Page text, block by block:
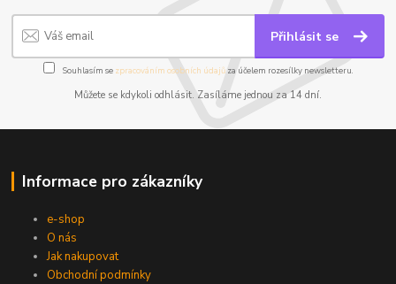
Přihlásit se
Souhlasím se zpracováním osobních údajůza účelem rozesílky newsletteru.
Můžete se kdykoli odhlásit. Zasíláme jednou za 14 dní.
Informace pro zákazníky
e-shop
O nás
Jak nakupovat
Obchodní podmínky